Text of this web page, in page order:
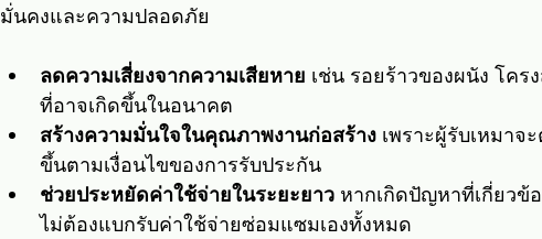
มั่นคงและความปลอดภัย
ลดความเสี่ยงจากความเสียหาย เช่น รอยร้าวของผนัง โค
ที่อาจเกิดขึ้นในอนาคต
สร้างความมั่นใจในคุณภาพงานก่อสร้าง เพราะผู้รับเหมา
ขึ้นตามเงื่อนไขของการรับประกัน
ช่วยประหยัดค่าใช้จ่ายในระยะยาว หากเกิดปัญหาที่เกี่ยวข้
ไม่ต้องแบกรับค่าใช้จ่ายซ่อมแซมเองทั้งหมด